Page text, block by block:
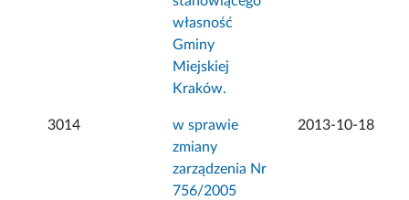
własność
Gminy
Miejskiej
Kraków.
3014
w sprawie
zmiany
zarządzenia Nr
756/2005
2013-10-18